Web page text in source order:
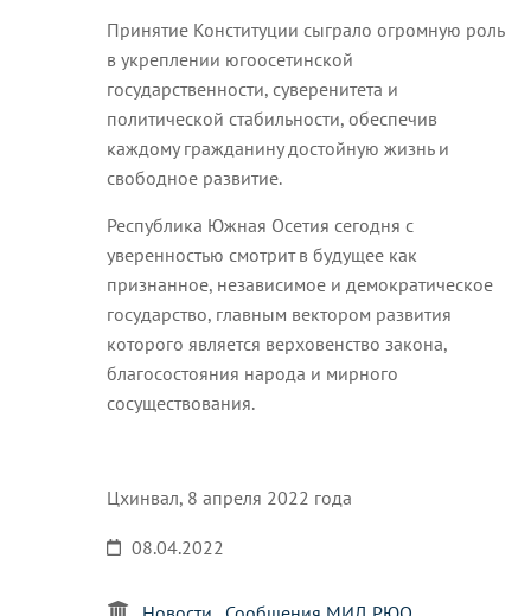
Принятие Конституции сыграло огромную роль
в укреплении югоосетинской
государственности, суверенитета и
политической стабильности, обеспечив
каждому гражданину достойную жизнь и
свободное развитие.
Республика Южная Осетия сегодня с
уверенностью смотрит в будущее как
признанное, независимое и демократическое
государство, главным вектором развития
которого является верховенство закона,
благосостояния народа и мирного
сосуществования.
Цхинвал, 8 апреля 2022 года
08.04.2022